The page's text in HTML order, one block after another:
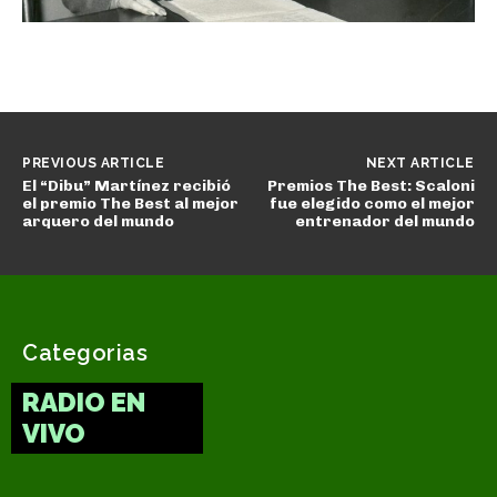
PREVIOUS ARTICLE
El “Dibu” Martínez recibió
el premio The Best al mejor
arquero del mundo
NEXT ARTICLE
Premios The Best: Scaloni
fue elegido como el mejor
entrenador del mundo
Categorias
RADIO EN
VIVO